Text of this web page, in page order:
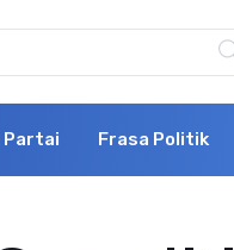
Partai Frasa Politik